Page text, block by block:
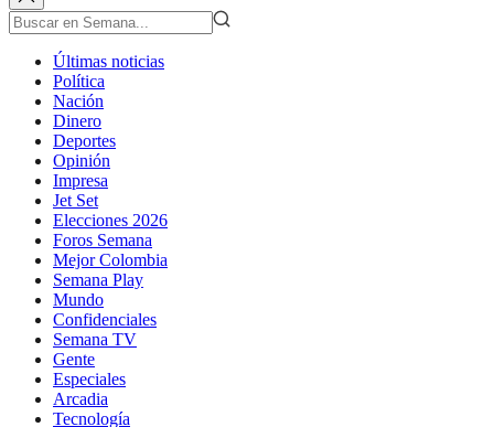
Últimas noticias
Política
Nación
Dinero
Deportes
Opinión
Impresa
Jet Set
Elecciones 2026
Foros Semana
Mejor Colombia
Semana Play
Mundo
Confidenciales
Semana TV
Gente
Especiales
Arcadia
Tecnología